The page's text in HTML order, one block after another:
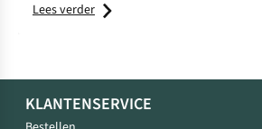
Lees verder
KLANTENSERVICE